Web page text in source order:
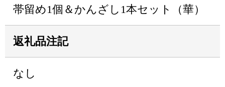
帯留め1個＆かんざし1本セット（華）
返礼品注記
なし